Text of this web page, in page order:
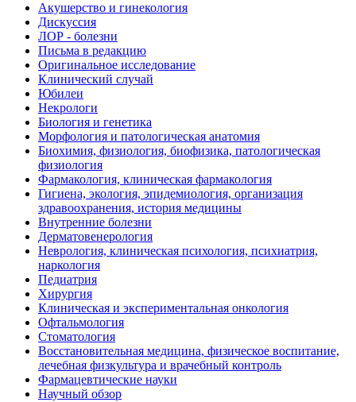
Акушерство и гинекология
Дискуссия
ЛОР - болезни
Письма в редакцию
Оригинальное исследование
Клинический случай
Юбилеи
Некрологи
Биология и генетика
Морфология и патологическая анатомия
Биохимия, физиология, биофизика, патологическая
физиология
Фармакология, клиническая фармакология
Гигиена, экология, эпидемиология, организация
здравоохранения, история медицины
Внутренние болезни
Дерматовенерология
Неврология, клиническая психология, психиатрия,
наркология
Педиатрия
Хирургия
Клиническая и экспериментальная онкология
Офтальмология
Стоматология
Восстановительная медицина, физическое воспитание,
лечебная физкультура и врачебный контроль
Фармацевтические науки
Научный обзор